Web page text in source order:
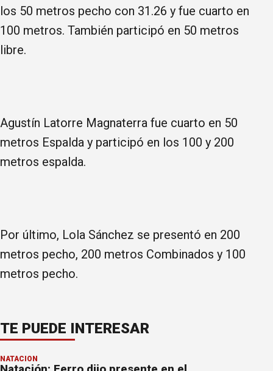
los 50 metros pecho con 31.26 y fue cuarto en
100 metros. También participó en 50 metros
libre.
Agustín Latorre Magnaterra fue cuarto en 50
metros Espalda y participó en los 100 y 200
metros espalda.
Por último, Lola Sánchez se presentó en 200
metros pecho, 200 metros Combinados y 100
metros pecho.
TE PUEDE INTERESAR
NATACIÓN